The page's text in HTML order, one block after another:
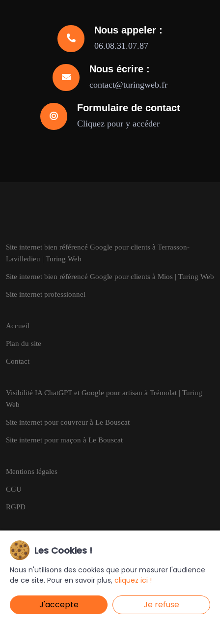
Nous appeler :
06.08.31.07.87
Nous écrire :
contact@turingweb.fr
Formulaire de contact
Cliquez pour y accéder
Site internet bien référencé Google pour clients à Terrasson-
Lavilledieu | Turing Web
Site internet bien référencé Google pour clients à Mios | Turing Web
Site internet professionnel
Accueil
Plan du site
Contact
Visibilité IA ChatGPT et Google pour artisan à Trémolat | Turing
Web
Site internet pour couvreur à Le Bouscat
Site internet pour maçon à Le Bouscat
Mentions légales
CGU
RGPD
Copyright © 2026
Ce site a été créé et est géré par Turing Web
Les Cookies !
Nous n'utilisons des cookies que pour mesurer l'audience
de ce site. Pour en savoir plus, cliquez ici !
J'accepte Je refuse